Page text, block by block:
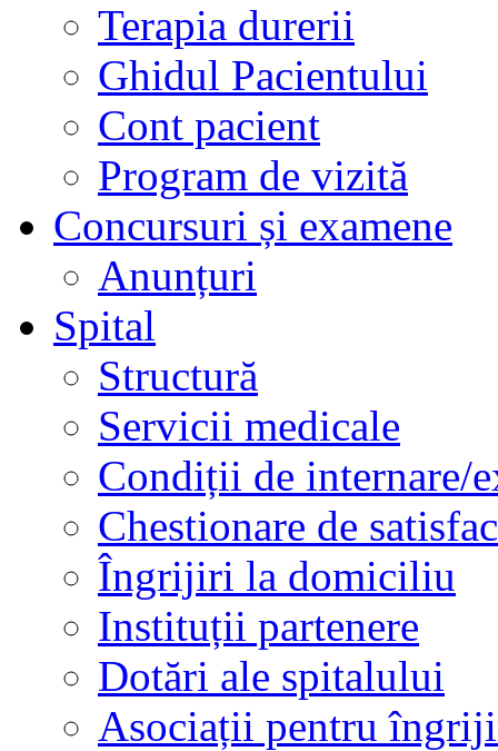
Terapia durerii
Ghidul Pacientului
Cont pacient
Program de vizită
Concursuri și examene
Anunțuri
Spital
Structură
Servicii medicale
Condiții de internare/
Chestionare de
Îngrijiri la domiciliu
Instituții partenere
Dotări ale spitalului
Asociații pentru